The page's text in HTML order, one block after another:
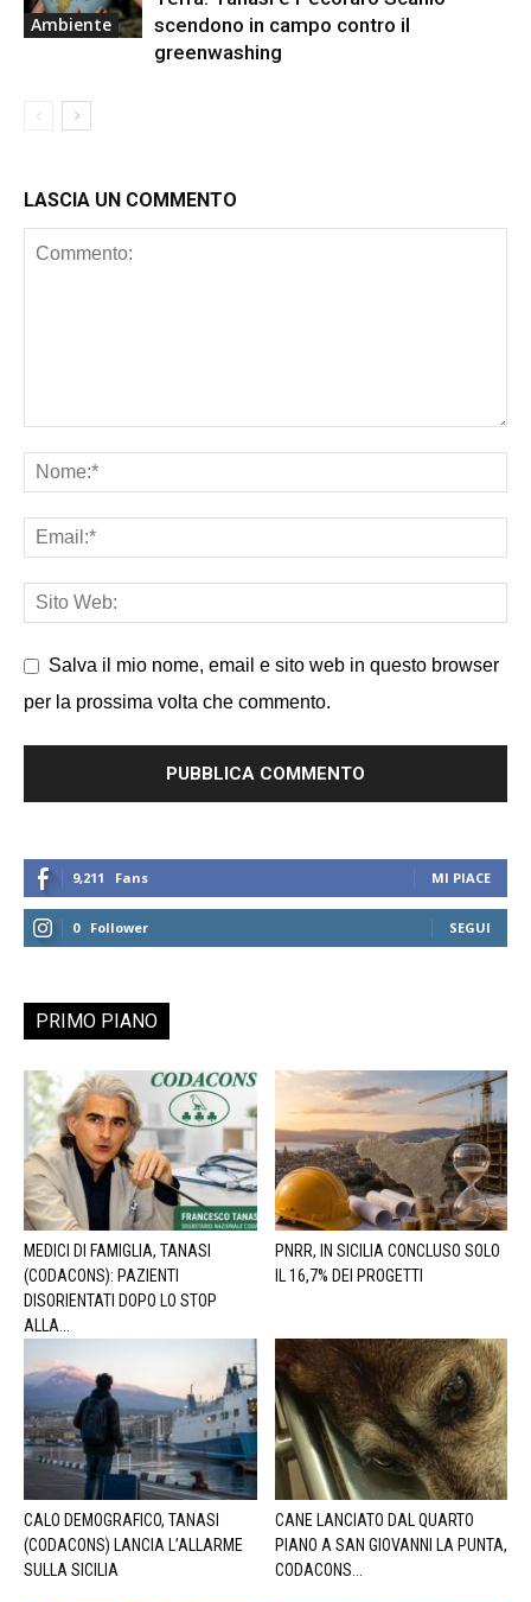
Ambiente
scendono in campo contro il
greenwashing
LASCIA UN COMMENTO
Salva il mio nome, email e sito web in questo browser
per la prossima volta che commento.
9,211 Fans MI PIACE
0 Follower SEGUI
PRIMO PIANO
MEDICI DI FAMIGLIA, TANASI
(CODACONS): PAZIENTI
DISORIENTATI DOPO LO STOP
ALLA...
PNRR, IN SICILIA CONCLUSO SOLO
IL 16,7% DEI PROGETTI
CALO DEMOGRAFICO, TANASI
(CODACONS) LANCIA L’ALLARME
SULLA SICILIA
CANE LANCIATO DAL QUARTO
PIANO A SAN GIOVANNI LA PUNTA,
CODACONS...